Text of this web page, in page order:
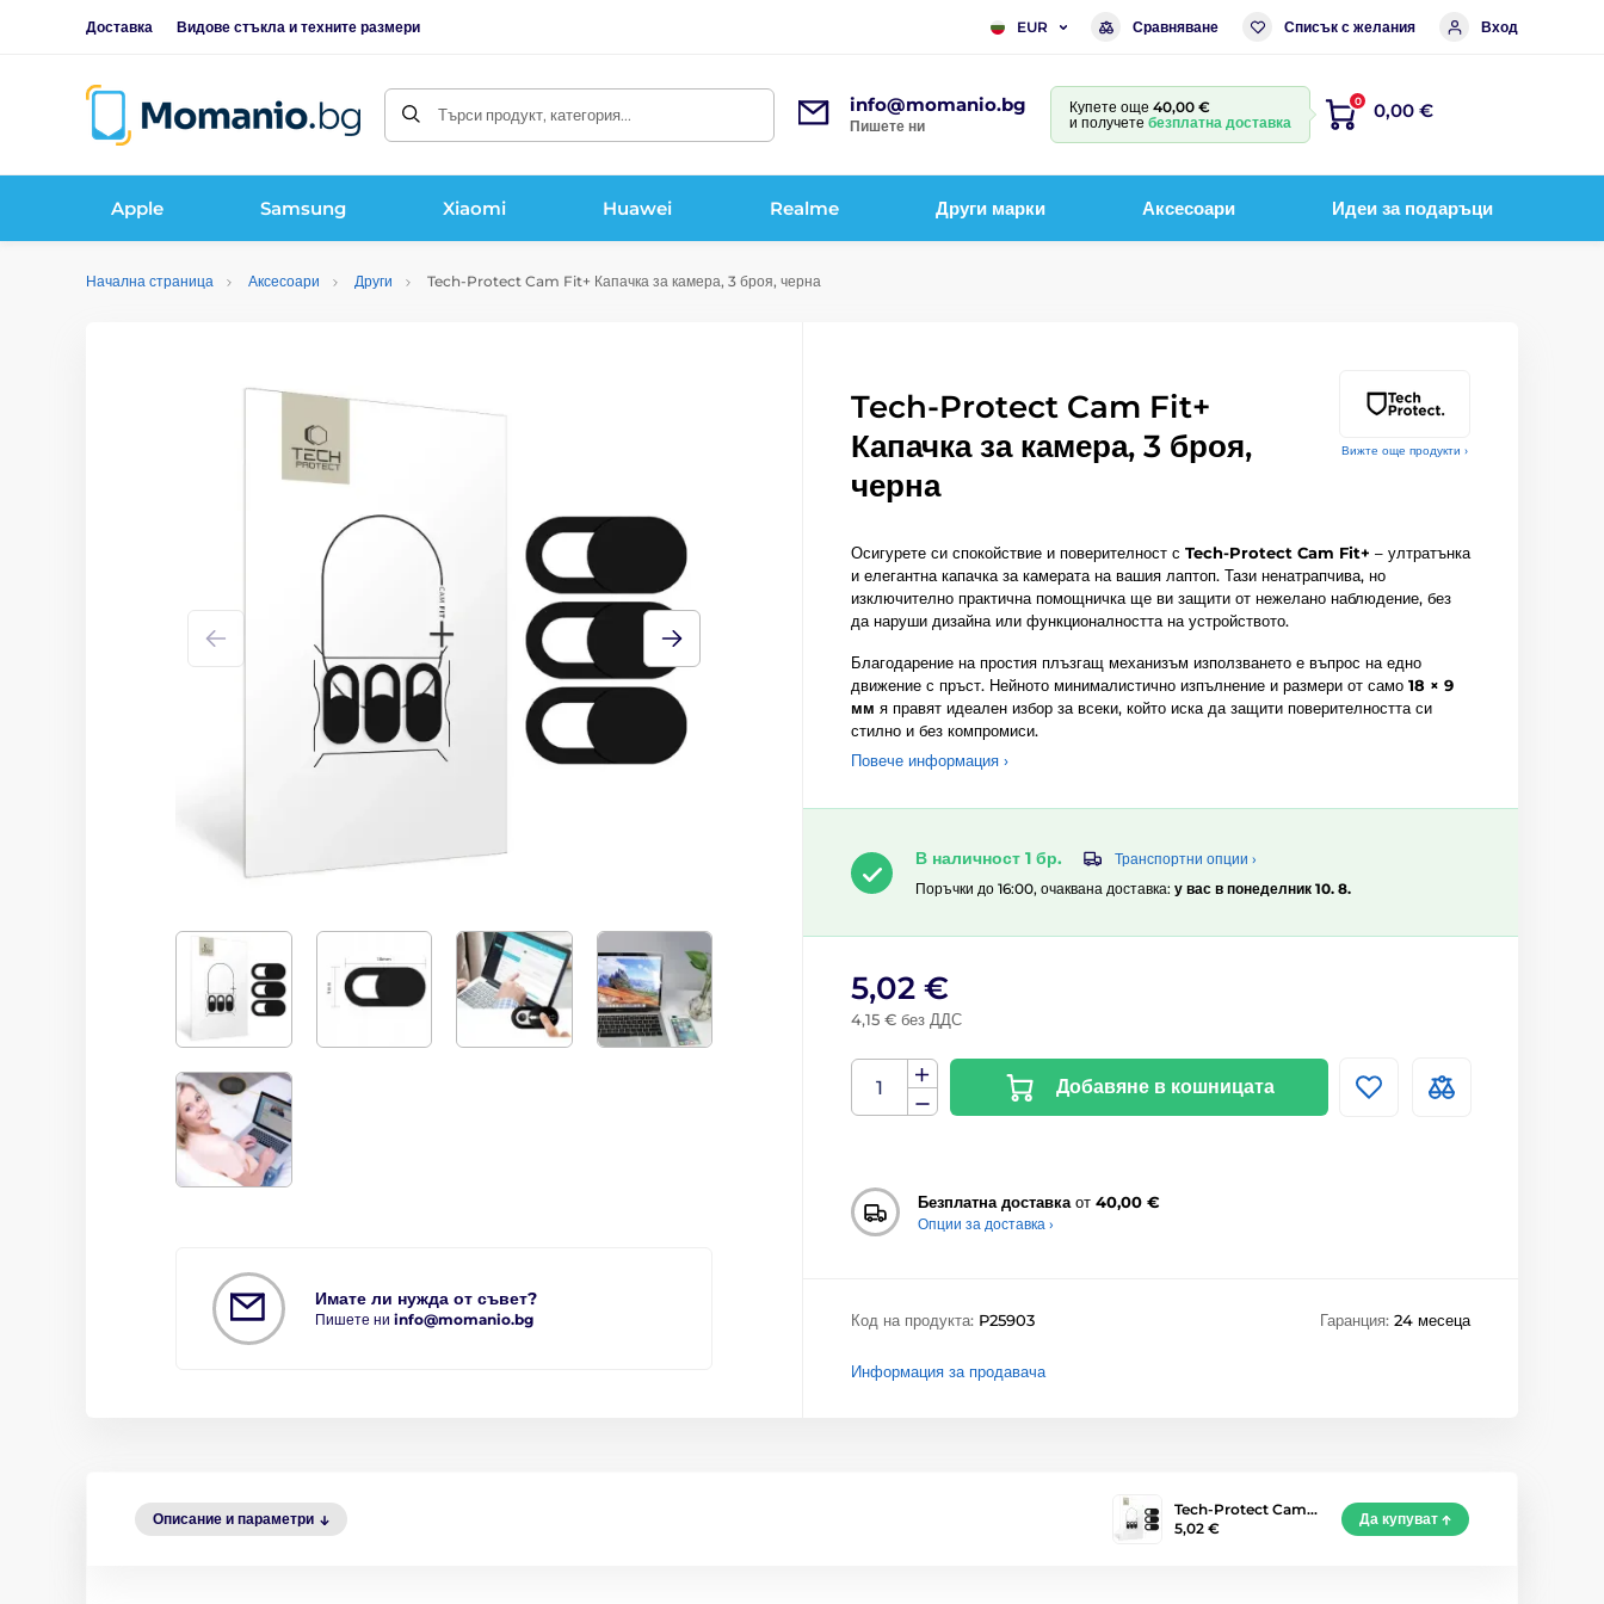
Доставка Видове стъкла и техните размери EUR Сравняване Списък с желания Вход
Търси продукт, категория... info@momanio.bg
Пишете ни
Купете още 40,00 €
и получете безплатна доставка
0 0,00 €
Apple Samsung Xiaomi Huawei Realme Други марки Аксесоари Идеи за подаръци
Начална страница Аксесоари Други Tech-Protect Cam Fit+ Капачка за камера, 3 броя, черна
Вижте още продукти ›
Имате ли нужда от съвет?
Пишете ни info@momanio.bg
Tech-Protect Cam Fit+
Капачка за камера, 3 броя,
черна
Осигурете си спокойствие и поверителност с Tech-Protect Cam Fit+ – ултратънка
и елегантна капачка за камерата на вашия лаптоп. Тази ненатрапчива, но
изключително практична помощничка ще ви защити от нежелано наблюдение, без
да наруши дизайна или функционалността на устройството.
Благодарение на простия плъзгащ механизъм използването е въпрос на едно
движение с пръст. Нейното минималистично изпълнение и размери от само 18 × 9
мм я правят идеален избор за всеки, който иска да защити поверителността си
стилно и без компромиси.
Повече информация ›
В наличност 1 бр.
Транспортни опции ›
Поръчки до 16:00, очаквана доставка: у вас в понеделник 10. 8.
5,02 €
4,15 € без ДДС
Добавяне в кошницата
Безплатна доставка от 40,00 €
Опции за доставка ›
Код на продукта: P25903 Гаранция: 24 месеца
Информация за продавача
Описание и параметри
Tech-Protect Cam…
5,02 €
Да купуват